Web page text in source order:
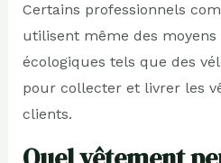
Certains professionnels
utilisent même des
écologiques tels que des
pour collecter et livrer les
clients.